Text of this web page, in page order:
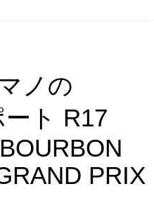
ノの
ト R17
PRIX